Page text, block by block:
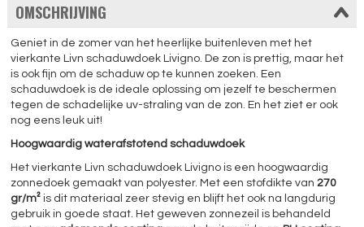
OMSCHRIJVING
Geniet in de zomer van het heerlijke buitenleven met het
vierkante Livn schaduwdoek Livigno. De zon is prettig, maar het
is ook fijn om de schaduw op te kunnen zoeken. Een
schaduwdoek is de ideale oplossing om jezelf te beschermen
tegen de schadelijke uv-straling van de zon. En het ziet er ook
nog eens leuk uit!
Hoogwaardig waterafstotend schaduwdoek
Het vierkante Livn schaduwdoek Livigno is een hoogwaardig
zonnedoek gemaakt van polyester. Met een stofdikte van 270
gr/m² is dit materiaal zeer stevig en blijft het ook na langdurig
gebruik in goede staat. Het geweven zonnezeil is behandeld